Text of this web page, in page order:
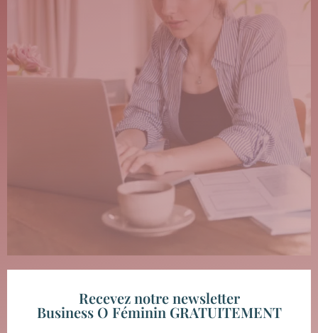
Recevez notre newsletter
Business O Féminin GRATUITEMENT